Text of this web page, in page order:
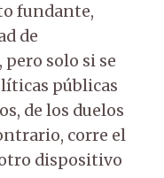
fundante,
de
solo si se
públicas
de los duelos
corre el
dispositivo